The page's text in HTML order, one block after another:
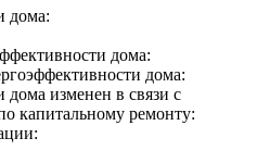
дома:
дома:
дома:
дома изменен в связи с
капитальному ремонту: